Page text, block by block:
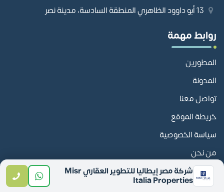
روابط مهمة
المطورين
المدونة
تواصل معنا
خريطة الموقع
سياسة الخصوصية
من نحن
فريق العمل
المطورين
شركة مصر إيطاليا للتطوير العقاري Misr
Italia Properties